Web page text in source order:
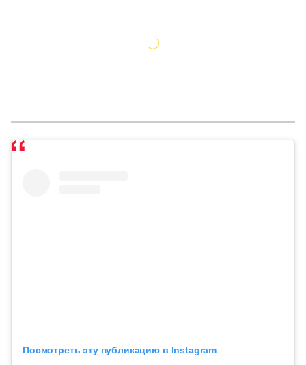
Посмотреть эту публикацию в Instagram